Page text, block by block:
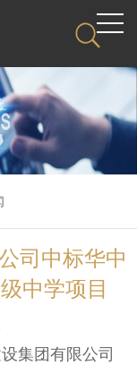
司中标华中
中学项目
集团有限公司